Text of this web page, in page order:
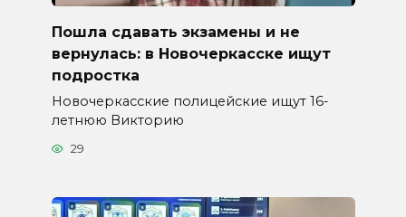
Пошла сдавать экзамены и не
вернулась: в Новочеркасске ищут
подростка
Новочеркасские полицейские ищут 16-
летнюю Викторию
29